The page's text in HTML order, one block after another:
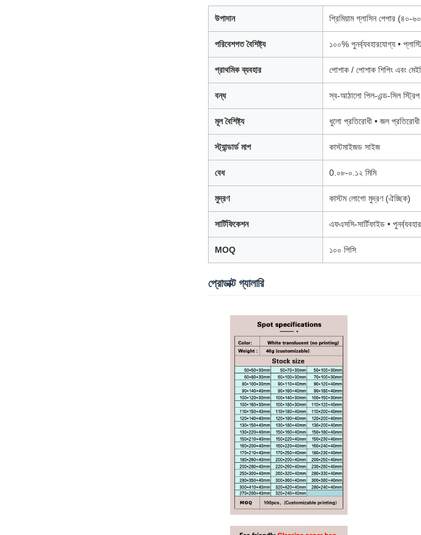
উপাদান প্রিমিয়াম গ্লাসিন পেপার (৪০-
পরিবেশগত বৈশিষ্ট্য ১০০% পুনর্ব্যবহারযোগ্য •
প্রাথমিক ব্যবহার পোশাক / পোশাক শিপিং এবং
বন্ধ স্ব-আঠালো পিল-এন্ড-সিল স্ট্রিপ
মূল বৈশিষ্ট্য ধুলো প্রতিরোধী • জল প্রতিরোধী
স্ট্যান্ডার্ড মাপ কাস্টমাইজড সাইজ
বেধ 0.০৮-০.১২ মিমি
মুদ্রণ কাস্টম লোগো মুদ্রণ (ঐচ্ছিক)
সার্টিফিকেশন এফএসসি-সার্টিফাইড •
MOQ ১০০ পিসি
প্রোডাক্ট গ্যালারি